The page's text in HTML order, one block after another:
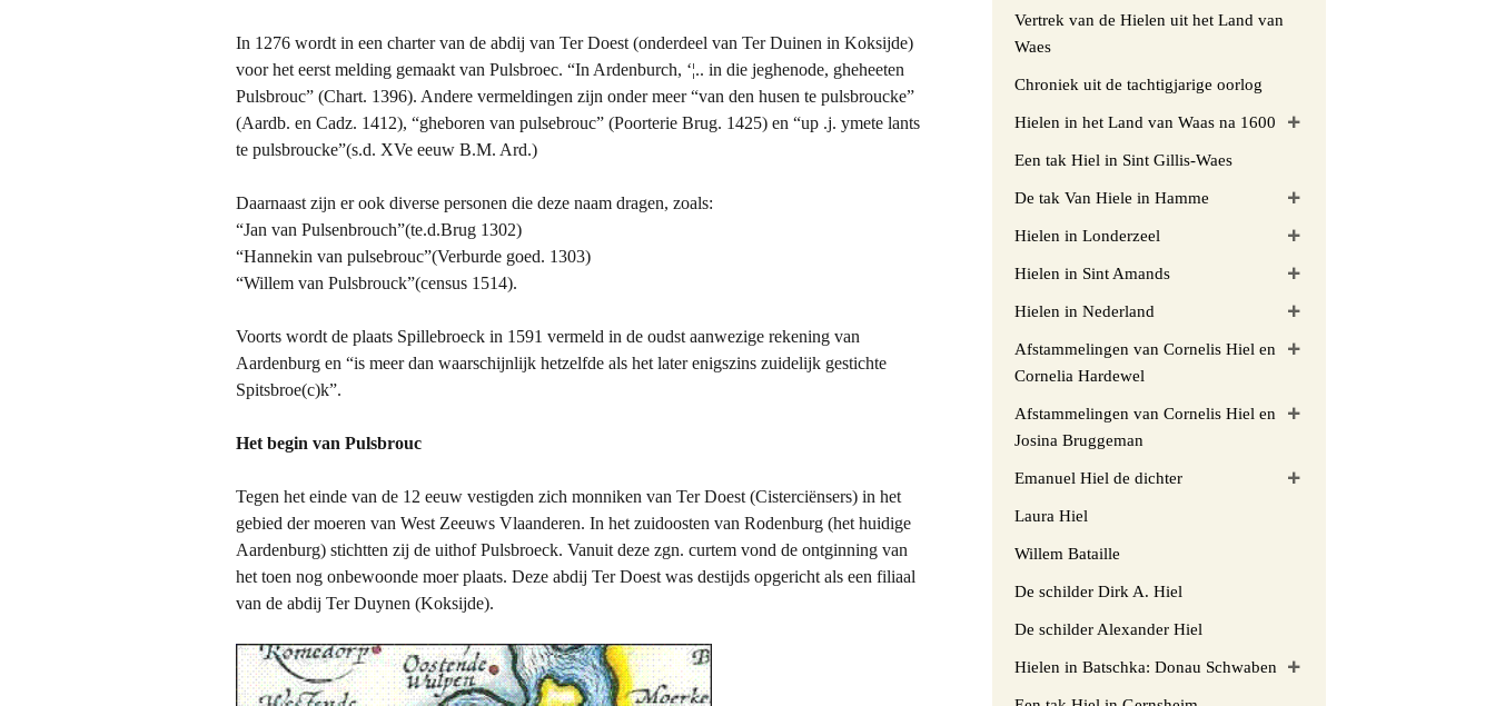
Sint Amands
Waasmunster
Dirk Hiel
Alexander Hiel
Familiewapens
Willem Bataille
In 1276 wordt in een charter van de abdij van Ter Doest (onderdeel van Ter Duinen in Koksijde)
voor het eerst melding gemaakt van Pulsbroec. “In Ardenburch, ‘¦.. in die jeghenode, gheheeten
Pulsbrouc” (Chart. 1396). Andere vermeldingen zijn onder meer “van den husen te pulsbroucke”
(Aardb. en Cadz. 1412), “gheboren van pulsebrouc” (Poorterie Brug. 1425) en “up .j. ymete lants
te pulsbroucke”(s.d. XVe eeuw B.M. Ard.)
Daarnaast zijn er ook diverse personen die deze naam dragen, zoals:
“Jan van Pulsenbrouch”(te.d.Brug 1302)
“Hannekin van pulsebrouc”(Verburde goed. 1303)
“Willem van Pulsbrouck”(census 1514).
Voorts wordt de plaats Spillebroeck in 1591 vermeld in de oudst aanwezige rekening van
Aardenburg en “is meer dan waarschijnlijk hetzelfde als het later enigszins zuidelijk gestichte
Spitsbroe(c)k”.
Het begin van Pulsbrouc
Tegen het einde van de 12 eeuw vestigden zich monniken van Ter Doest (Cisterciënsers) in het
gebied der moeren van West Zeeuws Vlaanderen. In het zuidoosten van Rodenburg (het huidige
Aardenburg) stichtten zij de uithof Pulsbroeck. Vanuit deze zgn. curtem vond de ontginning van
het toen nog onbewoonde moer plaats. Deze abdij Ter Doest was destijds opgericht als een filiaal
van de abdij Ter Duynen (Koksijde).
Vertrek van de Hielen uit het Land van
Waes
Chroniek uit de tachtigjarige oorlog
Hielen in het Land van Waas na 1600
Een tak Hiel in Sint Gillis-Waes
De tak Van Hiele in Hamme
Hielen in Londerzeel
Hielen in Sint Amands
Hielen in Nederland
Afstammelingen van Cornelis Hiel en
Cornelia Hardewel
Afstammelingen van Cornelis Hiel en
Josina Bruggeman
Emanuel Hiel de dichter
Laura Hiel
Willem Bataille
De schilder Dirk A. Hiel
De schilder Alexander Hiel
Hielen in Batschka: Donau Schwaben